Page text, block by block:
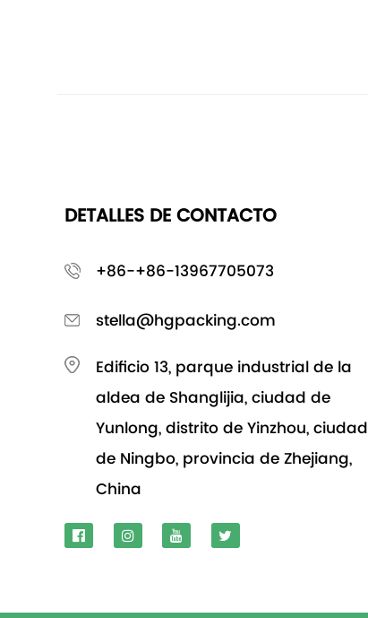
DETALLES DE CONTACTO
+86-+86-13967705073
stella@hgpacking.com
Edificio 13, parque industrial de la
aldea de Shanglijia, ciudad de
Yunlong, distrito de Yinzhou, ciudad
de Ningbo, provincia de Zhejiang,
China